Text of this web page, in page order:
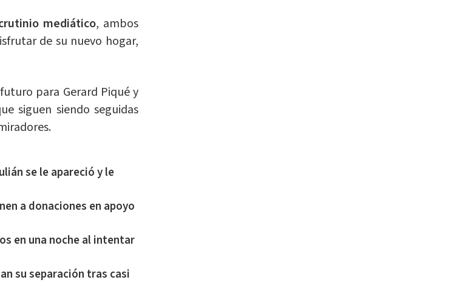
mediático, ambos
de su nuevo hogar,
para Gerard Piqué y
siguen siendo seguidas
se le apareció y le
a donaciones en apoyo
en una noche al intentar
su separación tras casi